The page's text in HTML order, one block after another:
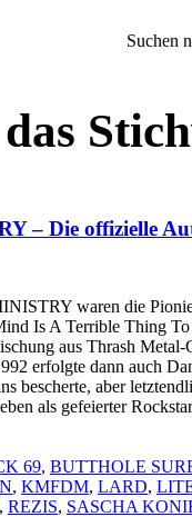
Suchen
– Die offizielle
waren die
Is A Terrible Thing
aus Thrash
erfolgte dann auch
bescherte, aber
als gefeierter
69, BUTTHOLE
, KMFDM, LARD,
, REZIS, SASCHA